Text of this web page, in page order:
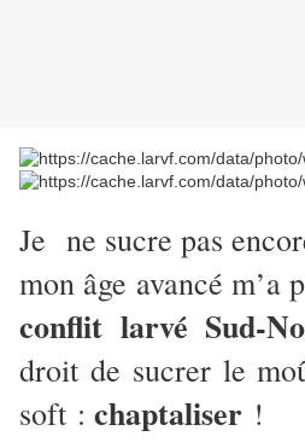
Je ne sucre pas
mon âge avancé m’a
conflit larvé Sud-
droit de sucrer le
soft : chaptaliser !